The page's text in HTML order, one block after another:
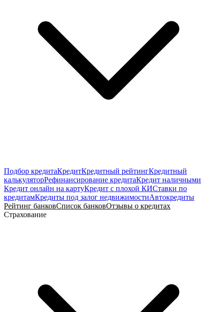
Подбор кредитаКредитКредитный рейтингКредитный
калькуляторРефинансирование кредитаКредит наличными
Кредит онлайн на картуКредит с плохой КИСтавки по
кредитамКредиты под залог недвижимостиАвтокредиты
Рейтинг банковСписок банковОтзывы о кредитах
Страхование